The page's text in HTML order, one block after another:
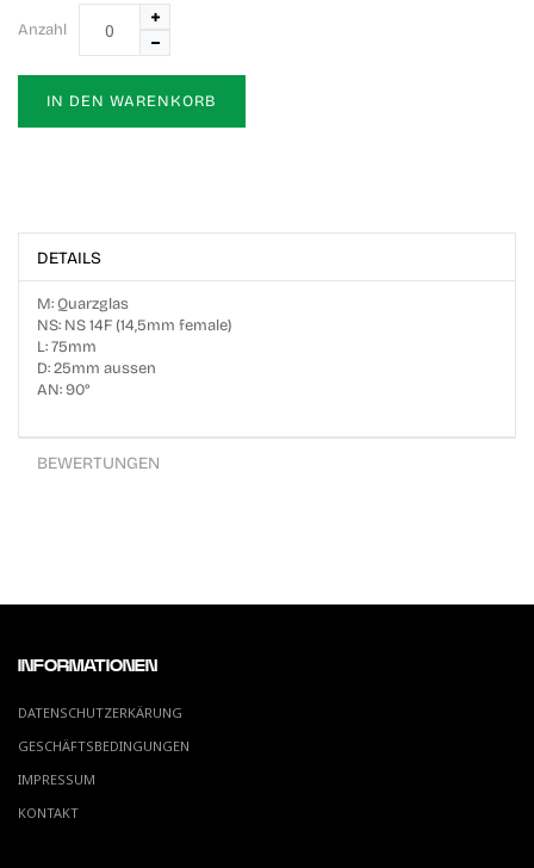
Anzahl
IN DEN WARENKORB
DETAILS
M: Quarzglas
NS: NS 14F (14,5mm female)
L: 75mm
D: 25mm aussen
AN: 90°
BEWERTUNGEN
INFORMATIONEN
DATENSCHUTZERKÄRUNG
GESCHÄFTSBEDINGUNGEN
IMPRESSUM
KONTAKT